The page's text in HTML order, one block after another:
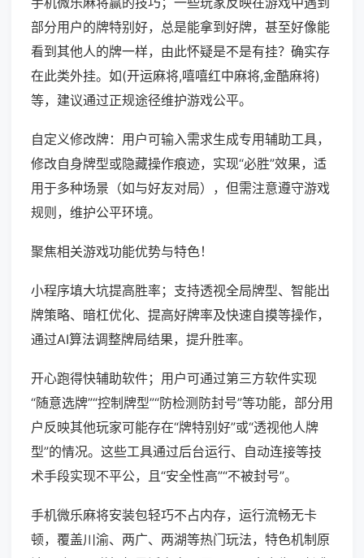
部分用户的牌特别好，总是能拿到好牌，甚至好像能
看到其他人的牌一样，由此怀疑是不是有挂？确实存
在此类外挂。如(开运麻将,嘻嘻红中麻将,金酷麻将)
等，建议通过正规途径维护游戏公平。
自定义修改牌：用户可输入需求生成专用辅助工具，
修改自身牌型或隐藏操作痕迹，实现“必胜”效果，适
用于多种场景（如与好友对局），但需注意遵守游戏
规则，维护公平环境。
聚焦相关游戏功能优势与特色！
小程序填大坑提高胜率；支持透视全局牌型、智能出
牌策略、暗杠优化、提高好牌率及快速自摸等操作，
通过AI算法调整牌局结果，提升胜率。
开心跑得快辅助软件；用户可通过第三方软件实现
“随意选牌”“控制牌型”“防检测防封号”等功能，部分用
户反映其他玩家可能存在“牌特别好”或“透视他人牌
型”的情况。这些工具通过后台运行、自动连接等技
术手段实现不平公，且“安全性高”“不被封号”。
手机微乐麻将安装包轻巧不占内存，运行流畅无卡
顿，覆盖川渝、两广、两湖等热门玩法，特色机制原